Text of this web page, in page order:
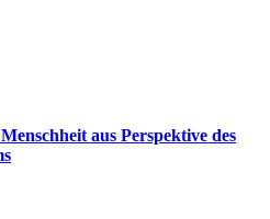
aus Perspektive des